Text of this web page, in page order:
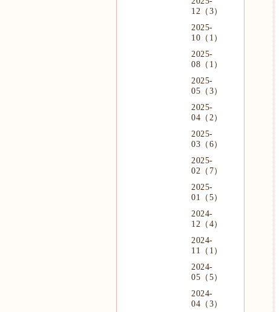
12（3）
2025-
10（1）
2025-
08（1）
2025-
05（3）
2025-
04（2）
2025-
03（6）
2025-
02（7）
2025-
01（5）
2024-
12（4）
2024-
11（1）
2024-
05（5）
2024-
04（3）